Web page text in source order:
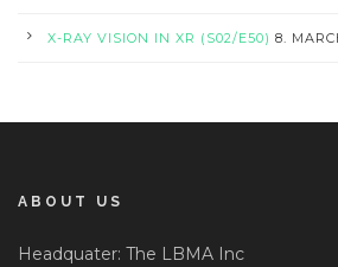
X-RAY VISION IN XR (S02/E50) 8.
ABOUT US
Headquater: The LBMA Inc